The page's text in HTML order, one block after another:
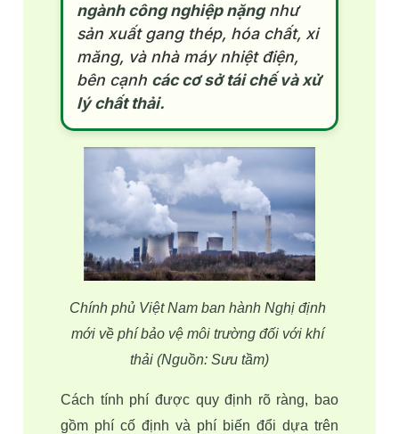
ngành công nghiệp nặngnhư
sản xuất gang thép, hóa chất, xi
măng, và nhà máy nhiệt điện,
bên cạnh các cơ sở tái chế và xử
lý chất thải.
Chính phủ Việt Nam ban hành Nghị định
mới về phí bảo vệ môi trường đối với khí
thải (Nguồn: Sưu tầm)
Cách tính phí được quy định rõ ràng, bao
gồm phí cố định và phí biến đổi dựa trên